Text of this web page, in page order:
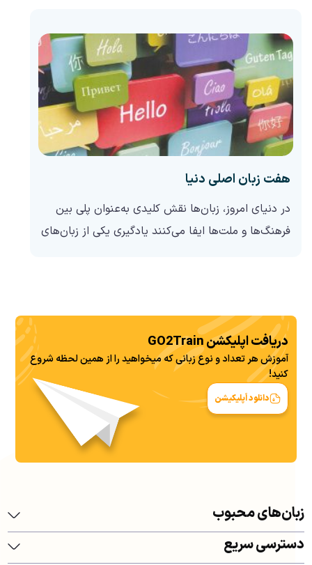
هفت زبان اصلی دنیا
در دنیای امروز، زبان‌ها نقش کلیدی به‌عنوان پلی بین
فرهنگ‌ها و ملت‌ها ایفا می‌کنند یادگیری یکی از زبان‌های
دریافت اپلیکشن GO2Train
آموزش هر تعداد و نوع زبانی که میخواهید را از همین لحظه شروع
کنید!
دانلود اَپلیکیشن
زبان‌های محبوب
دسترسی سریع